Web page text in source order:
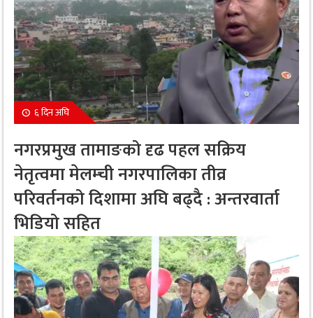
६ दिन अघि
नगरप्रमुख तामाङको दृढ पहल सक्रिय
नेतृत्वमा मेलम्ची नगरपालिका तीव्र
परिवर्तनको दिशामा अघि बढ्दै : अन्तरवार्ता
भिडियो सहित